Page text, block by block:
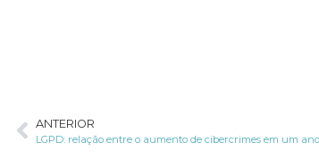
ANTERIOR